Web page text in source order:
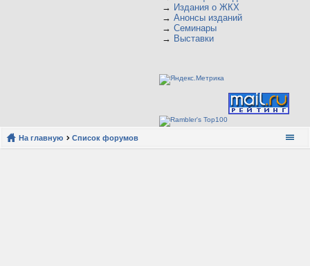
→ Издания о ЖКХ
→ Анонсы изданий
→ Семинары
→ Выставки
На главную Список форумов